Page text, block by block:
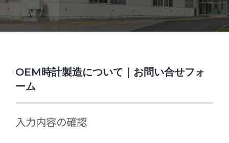
OEM時計製造について｜お問い合せフォ
ーム
入力内容の確認